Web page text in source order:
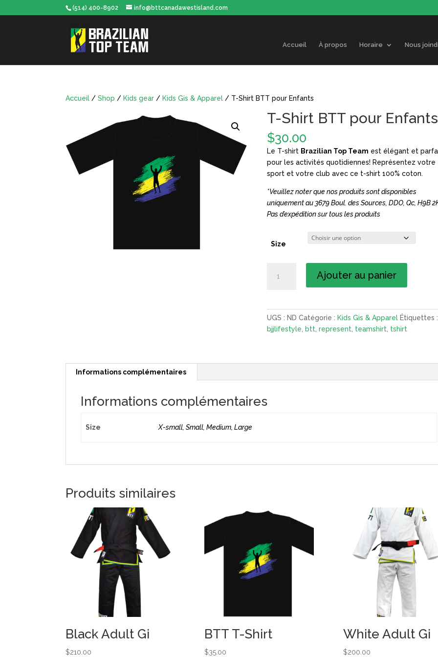
(514) 400-8902 info@bttcanadawestisland.com
Accueil À propos Horaire Nous
Accueil /Shop / Kids gear / Kids Gis & Apparel / T-Shirt BTT pour Enfants
T-Shirt BTT pour Enfants
$30.00
Le T-shirt Brazilian Top Team est élégant et
pour les activités quotidiennes! Représentez votre
sport et votre club avec ce t-shirt 100% coton.
*Veuillez noter que nos produits sont disponibles
uniquement au 3679 Boul. des Sources, DDO, Qc, H9B
Pas d’expédition sur tous les produits
Size
Enfants
Ajouter au panier
UGS : ND Catégorie : Kids Gis & Apparel Étiquettes :
bjjlifestyle
btt ,represent teamshirt tshirt
Informations complémentaires
Informations complémentaires
Size X-small, Small, Medium, Large
Produits similaires
Black Adult Gi
$210.00
BTT T-Shirt
$35.00
White Adult Gi
$200.00